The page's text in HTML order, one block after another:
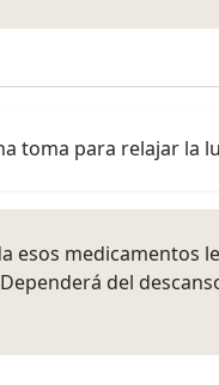
toma para relajar la
esos medicamentos le
del